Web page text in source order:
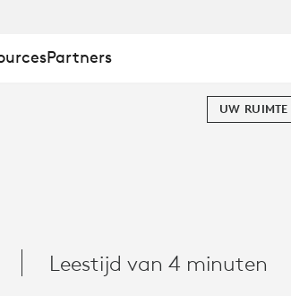
Partners
UW
Leestijd van 4 minuten